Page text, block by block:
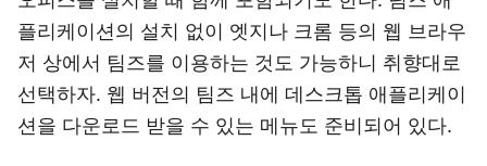
플리케이션의 설치 없이 엣지나 크롬 등의 웹 브라우
저 상에서 팀즈를 이용하는 것도 가능하니 취향대로
선택하자. 웹 버전의 팀즈 내에 데스크톱 애플리케이
션을 다운로드 받을 수 있는 메뉴도 준비되어 있다.